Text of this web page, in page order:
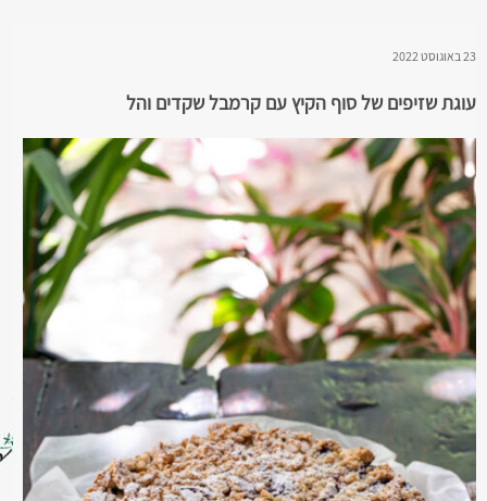
23 באוגוסט 2022
עוגת שזיפים של סוף הקיץ עם קרמבל שקדים והל